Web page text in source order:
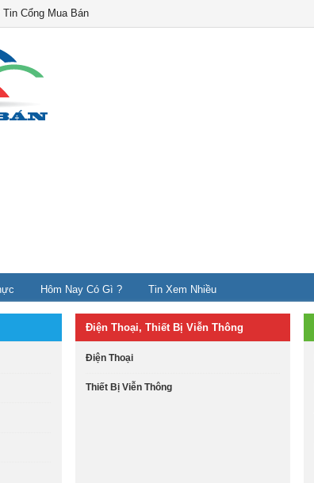
Tin Cổng Mua Bán
Hôm Nay Có Gì ? Tin Xem Nhiều
Điện Thoại, Thiết Bị Viễn Thông
Điện Thoại
Thiết Bị Viễn Thông